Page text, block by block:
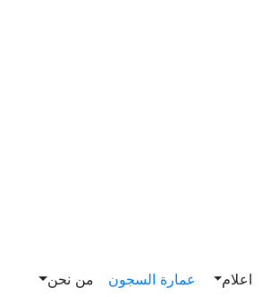
اعلام عمارة السجون
من نحن